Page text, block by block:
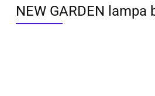
NEW GARDEN lampa